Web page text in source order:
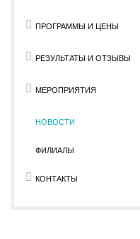
ПРОГРАММЫ И ЦЕНЫ
РЕЗУЛЬТАТЫ И ОТЗЫВЫ
МЕРОПРИЯТИЯ
НОВОСТИ
ФИЛИАЛЫ
КОНТАКТЫ